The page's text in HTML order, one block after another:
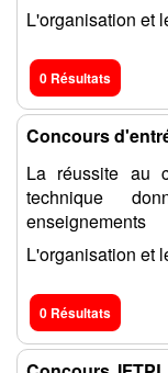
L'organisation et
0 Résultats
Concours
La réussite au
technique
L'organisation et
0 Résultats